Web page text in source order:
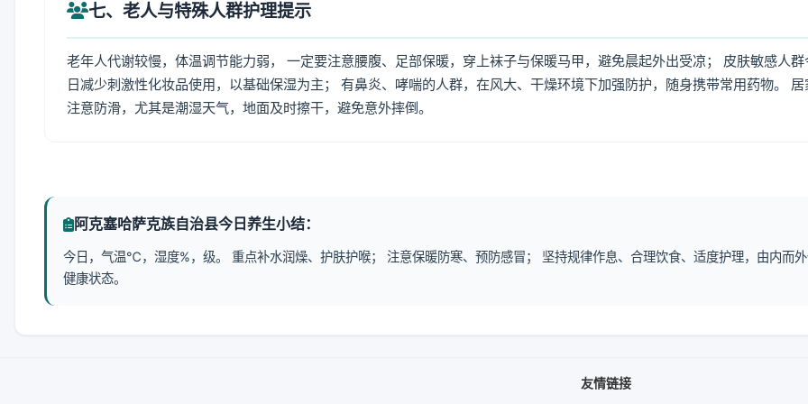
七、老人与特殊人群护理提示
老年人代谢较慢，体温调节能力弱， 一定要注意腰腹、足部保暖，穿上袜子与保暖马甲，避免晨起外出受凉； 皮肤敏感人群
日减少刺激性化妆品使用，以基础保湿为主； 有鼻炎、哮喘的人群，在风大、干燥环境下加强防护，随身携带常用药物。 居
注意防滑，尤其是潮湿天气，地面及时擦干，避免意外摔倒。
阿克塞哈萨克族自治县今日养生小结：
今日，气温℃，湿度%，级。 重点补水润燥、护肤护喉； 注意保暖防寒、预防感冒； 坚持规律作息、合理饮食、适度护理，由内而
健康状态。
友情链接